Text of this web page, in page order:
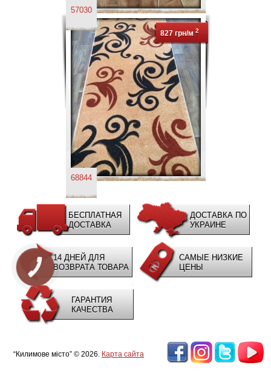
57030
827 грн/м 2
68844
БЕСПЛАТНАЯ
ДОСТАВКА
ДОСТАВКА ПО
УКРАИНЕ
14 ДНЕЙ ДЛЯ
ВОЗВРАТА ТОВАРА
САМЫЕ НИЗКИЕ
ЦЕНЫ
ГАРАНТИЯ
КАЧЕСТВА
“Килимове місто” © 2026. Карта сайта
КНОПКА
ЗВ'ЯЗКУ